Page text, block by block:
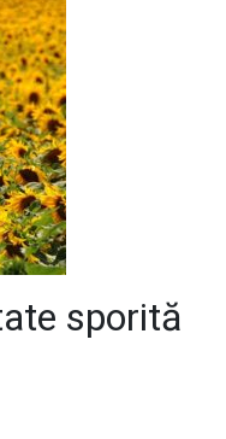
sporită